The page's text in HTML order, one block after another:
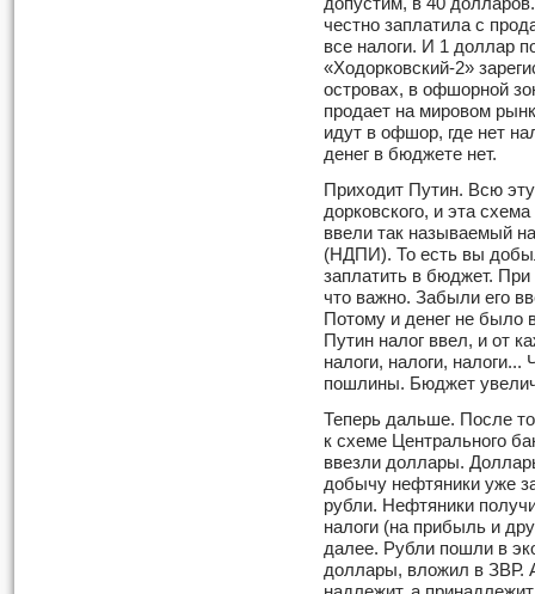
честно заплатила с
все налоги. И 1 доллар
«Ходорковский-2»
островах, в офшорной
продает на мировом
идут в офшор, где нет
денег в бюд­жете нет.
Приходит Путин. Всю
дорковского, и эта
ввели так называемый
(НДПИ). То есть вы
заплатить в бюджет.
что важно. Забыли его
Потому и денег не было
Путин налог ввел, и от
налоги, налоги,
пошлины. Бюджет
Теперь дальше. После
к схеме Центрального
ввезли долла­ры.
добычу нефтяники уже
рубли. Нефтяники
налоги (на прибыль и
далее. Рубли пошли в
доллары, вложил в ЗВР.